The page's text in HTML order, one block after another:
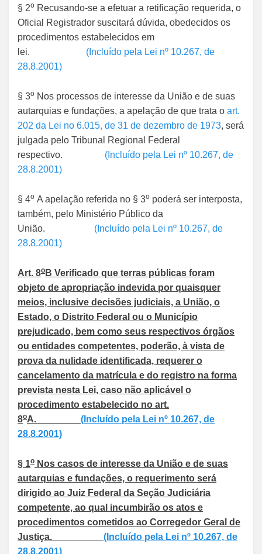
§ 2o Recusando-se a efetuar a retificação requerida, o
Oficial Registrador suscitará dúvida, obedecidos os
procedimentos estabelecidos em
lei. (Incluído pela Lei nº 10.267, de
28.8.2001)
§ 3o Nos processos de interesse da União e de suas
autarquias e fundações, a apelação de que trata o art.
202 da Lei no 6.015, de 31 de dezembro de 1973, será
julgada pelo Tribunal Regional Federal
respectivo. (Incluído pela Lei nº 10.267, de
28.8.2001)
§ 4o A apelação referida no § 3o poderá ser interposta,
também, pelo Ministério Público da
União. (Incluído pela Lei nº 10.267, de
28.8.2001)
Art. 8o B Verificado que terras públicas foram
objeto de apropriação indevida por quaisquer
meios, inclusive decisões judiciais, a União, o
Estado, o Distrito Federal ou o Município
prejudicado, bem como seus respectivos órgãos
ou entidades competentes, poderão, à vista de
prova da nulidade identificada, requerer o
cancelamento da matrícula e do registro na forma
prevista nesta Lei, caso não aplicável o
procedimento estabelecido no art.
8oA. (Incluído pela Lei nº 10.267, de
28.8.2001)
§ 1o Nos casos de interesse da União e de suas
autarquias e fundações, o requerimento será
dirigido ao Juiz Federal da Seção Judiciária
competente, ao qual incumbirão os atos e
procedimentos cometidos ao Corregedor Geral de
Justiça. (Incluído pela Lei nº 10.267, de
28.8.2001)